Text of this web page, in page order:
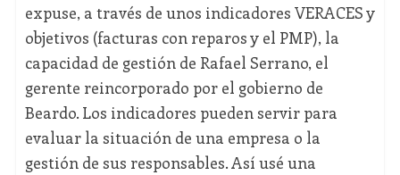
expuse, a través de unos indicadores VERACES y
objetivos (facturas con reparos y el PMP), la
capacidad de gestión de Rafael Serrano, el
gerente reincorporado por el gobierno de
Beardo. Los indicadores pueden servir para
evaluar la situación de una empresa o la
gestión de sus responsables. Así usé una